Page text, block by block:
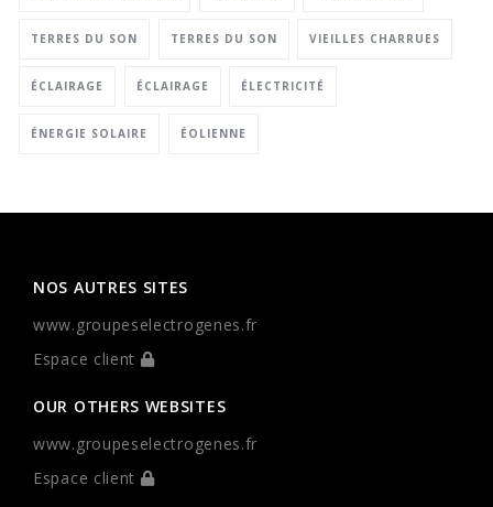
TERRES DU SON TERRES DU SON VIEILLES CHARRUES
ÉCLAIRAGE ÉCLAIRAGE ÉLECTRICITÉ
ÉNERGIE SOLAIRE ÉOLIENNE
NOS AUTRES SITES
www.groupeselectrogenes.fr
Espace client
OUR OTHERS WEBSITES
www.groupeselectrogenes.fr
Espace client